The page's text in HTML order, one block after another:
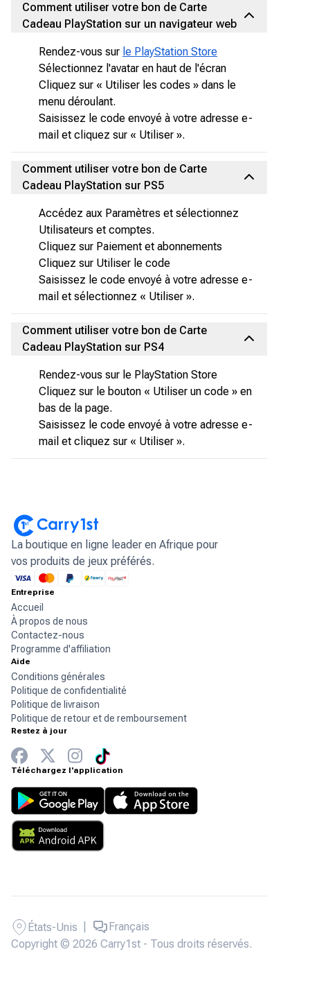
Comment utiliser votre bon de Carte
Cadeau PlayStation sur un navigateur web
Rendez-vous sur le PlayStation Store
Sélectionnez l'avatar en haut de l'écran
Cliquez sur « Utiliser les codes » dans le
menu déroulant.
Saisissez le code envoyé à votre adresse e-
mail et cliquez sur « Utiliser ».
Comment utiliser votre bon de Carte
Cadeau PlayStation sur PS5
Accédez aux Paramètres et sélectionnez
Utilisateurs et comptes.
Cliquez sur Paiement et abonnements
Cliquez sur Utiliser le code
Saisissez le code envoyé à votre adresse e-
mail et sélectionnez « Utiliser ».
Comment utiliser votre bon de Carte
Cadeau PlayStation sur PS4
Rendez-vous sur le PlayStation Store
Cliquez sur le bouton « Utiliser un code » en
bas de la page.
Saisissez le code envoyé à votre adresse e-
mail et cliquez sur « Utiliser ».
La boutique en ligne leader en Afrique pour
vos produits de jeux préférés.
Entreprise
Accueil
À propos de nous
Contactez-nous
Programme d'affiliation
Aide
Conditions générales
Politique de confidentialité
Politique de livraison
Politique de retour et de remboursement
Restez à jour
Téléchargez l'application
Copyright © 2026 Carry1st - Tous droits réservés.
États-Unis Français